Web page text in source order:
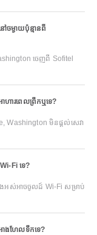
ម្ងាយប៉ុន្មានពី
ចេញពី Sofitel
ារពេលព្រឹកឬទេ?
Washington មិនផ្ដល់សេវា
Fi ទេ?
ាំងអស់អាចចូលដ៍ Wi-Fi សម្រាប់
ាងហែលទឹកទេ?